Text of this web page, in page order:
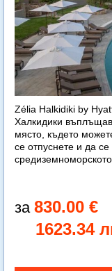
Zélia Halkidiki by
Халкидики
място, където
се отпуснете и да
средиземноморското
830.00 €
1623.34